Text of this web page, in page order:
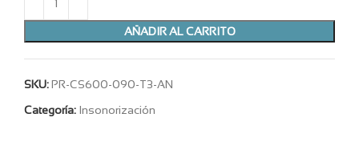
AÑADIR AL CARRITO
SKU:PR-CS600-090-T3-AN
Categoría: Insonorización